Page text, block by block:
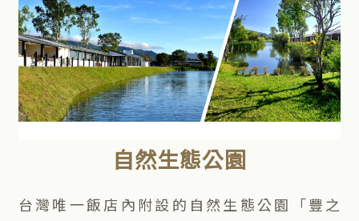
自然生態公園
台灣唯一飯店內附設的自然生態公園「豐之